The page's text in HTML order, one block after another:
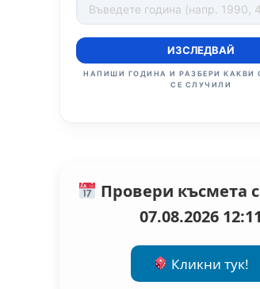
ИЗСЛЕДВАЙ
НАПИШИ ГОДИНА И РАЗБЕРИ КАКВИ
СЕ СЛУЧИЛИ
Провери късмета
07.08.2026 12:11
Кликни тук!